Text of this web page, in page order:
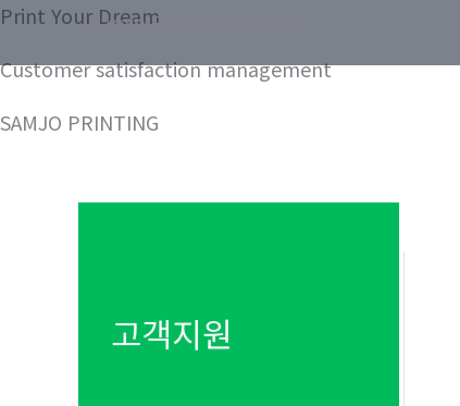
콘
츠
건
Samjo Printing Co. LTD.
Print Your Dream
Customer satisfaction management
SAMJO PRINTING
고객지원